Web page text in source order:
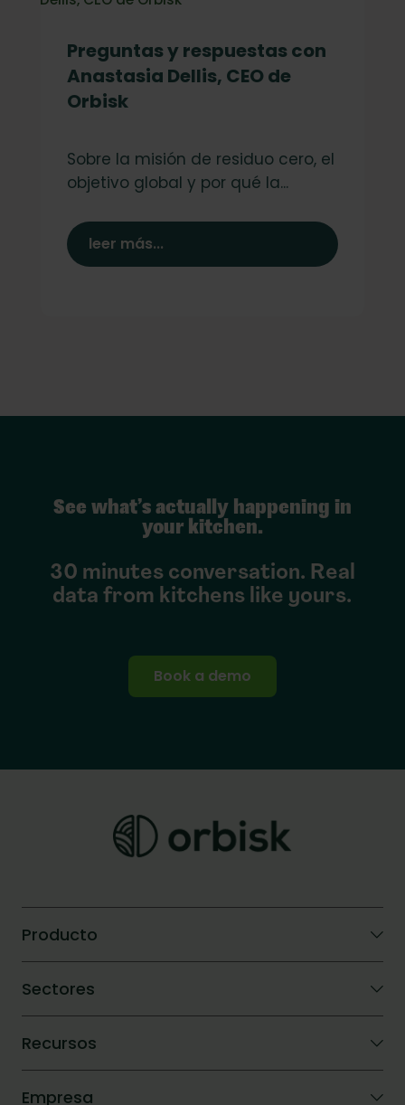
Preguntas y respuestas con
Anastasia Dellis, CEO de
Orbisk
Sobre la misión de residuo cero, el
objetivo global y por qué la...
leer más...
See what’s actually happening in
your kitchen.
30 minutes conversation. Real
data from kitchens like yours.
Book a demo
Producto
IA de Orbisk
Sectores
Hoteles
Recursos
Blog
Empresa